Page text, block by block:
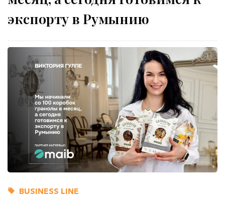
BUSINESS LINE
экспорту в Румынию